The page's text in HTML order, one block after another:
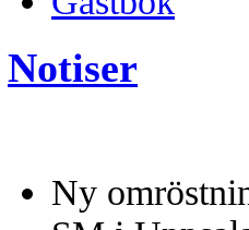
Notiser
Ny